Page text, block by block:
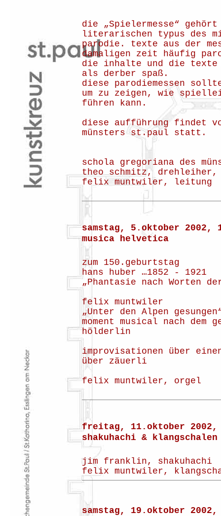
die „Spielermesse“ gehört
literarischen typus des
parodie. texte aus der
damaligen zeit häufig
die inhalte und die texte
als derber spaß.
diese parodiemessen
um zu zeigen, wie
führen kann.
diese aufführung findet
münsters st.paul statt.
schola gregoriana des
theo schmitz,
felix muntwiler, leitung
samstag, 5.oktober 2002,
musica helvetica
zum 150.geburtstag
hans huber …1852 - 1921
„Phantasie nach Worten
felix muntwiler
„Unter den Alpen
moment musical nach
hölderlin
improvisationen über
über zäuerli
felix muntwiler, orgel
freitag, 11.oktober
shakuhachi & klangschalen
jim franklin, shakuhachi
felix muntwiler,
samstag, 19.oktober